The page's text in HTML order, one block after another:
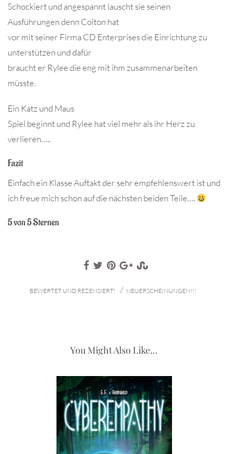
Schockiert und angespannt lauscht sie seinen
Ausführungen denn Colton hat
vor mit seiner Firma CD Enterprises die Einrichtung zu
unterstützen und dafür
braucht er Rylee die eng mit ihm zusammenarbeiten
müsste.
Ein Katz und Maus
Spiel beginnt und Rylee hat viel mehr als ihr Herz zu
verlieren…..
Fazit
Einfach ein Klasse Auftakt der sehr empfehlenswert ist und
ich freue mich schon auf die nächsten beiden Teile….
5 von 5 Sternen
BEWERTET UND REZENSIERT! / NEUERSCHEINUNGEN!!!
You Might Also Like...